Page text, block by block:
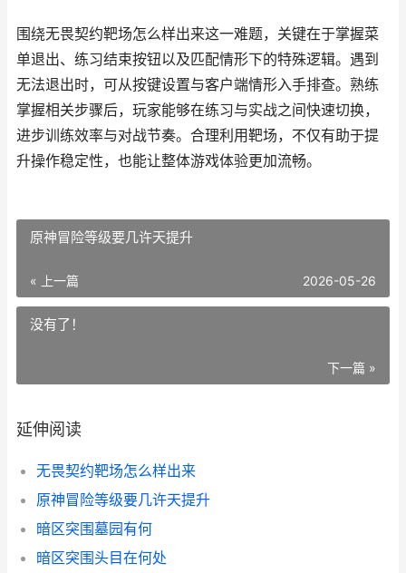
围绕无畏契约靶场怎么样出来这一难题，关键在于掌握菜
单退出、练习结束按钮以及匹配情形下的特殊逻辑。遇到
无法退出时，可从按键设置与客户端情形入手排查。熟练
掌握相关步骤后，玩家能够在练习与实战之间快速切换，
进步训练效率与对战节奏。合理利用靶场，不仅有助于提
升操作稳定性，也能让整体游戏体验更加流畅。
原神冒险等级要几许天提升
« 上一篇 2026-05-26
没有了！
下一篇 »
延伸阅读
无畏契约靶场怎么样出来
原神冒险等级要几许天提升
暗区突围墓园有何
暗区突围头目在何处